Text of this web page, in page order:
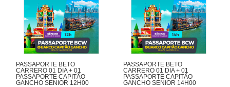
PASSAPORTE BETO
CARRERO 01 DIA + 01
PASSAPORTE CAPITÃO
GANCHO SENIOR 12H00
PASSAPORTE BETO
CARRERO 01 DIA + 01
PASSAPORTE CAPITÃO
GANCHO SENIOR 14H00